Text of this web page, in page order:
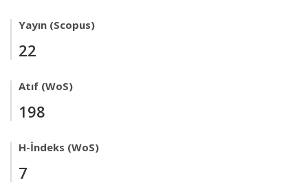
Yayın (Scopus)
22
Atıf (WoS)
198
H-İndeks (WoS)
7